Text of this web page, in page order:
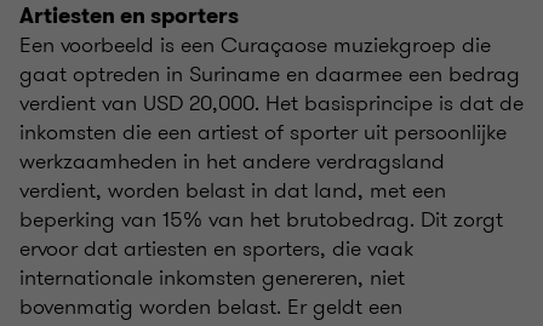
Artiesten en sporters
Een voorbeeld is een Curaçaose muziekgroep die
gaat optreden in Suriname en daarmee een bedrag
verdient van USD 20,000. Het basisprincipe is dat de
inkomsten die een artiest of sporter uit persoonlijke
werkzaamheden in het andere verdragsland
verdient, worden belast in dat land, met een
beperking van 15% van het brutobedrag. Dit zorgt
ervoor dat artiesten en sporters, die vaak
internationale inkomsten genereren, niet
bovenmatig worden belast. Er geldt een